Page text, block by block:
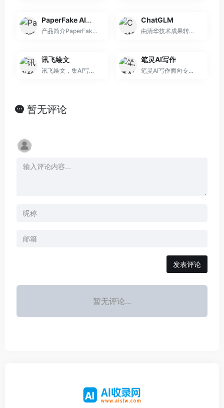
PaperFake AI写作指导平台
产品简介PaperFake AI写作指...
ChatGLM
由清华技术成果转化的公司智谱AI，开源GLM 系列模型的新成员。
讯飞绘文
讯飞绘文，集AI写作，选题，配图，排版，润色，发布等功能为一体的智能创作平台。通用稿件30分钟生成，深度稿件效率翻番。应用于企业公众号，头条，新闻、等场景。释放创意，让内容创作更轻松！
笔灵AI写作
笔灵AI写作面向专业写作领域的AI写作工具，笔灵AI写作助手包括，ai论文,ai开题报告,ai公文写作,ai商业计划书,文献综述ai生成,ai文献推荐,AI论文摘要，帮助用户在线快速生成。
暂无评论
发表评论
暂无评论...